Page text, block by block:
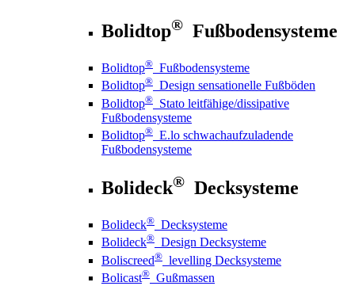
Bolidtop® Fußbodensysteme
Bolidtop® Fußbodensysteme
Bolidtop® Design sensationelle Fußböden
Bolidtop® Stato leitfähige/dissipative
Fußbodensysteme
Bolidtop® E.lo schwachaufzuladende
Fußbodensysteme
Bolideck® Decksysteme
Bolideck® Decksysteme
Bolideck® Design Decksysteme
Boliscreed® levelling Decksysteme
Bolicast® Gußmassen